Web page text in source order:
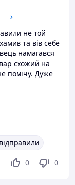
не той
та вів себе
намагався
схожий на
помічу. Дуже
0 0